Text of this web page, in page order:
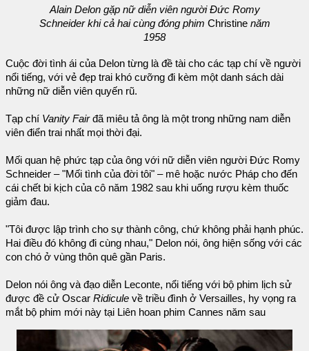
Alain Delon gặp nữ diễn viên người Đức Romy
Schneider khi cả hai cùng đóng phim Christine năm
1958
Cuộc đời tình ái của Delon từng là đề tài cho các tạp chí về người
nổi tiếng, với vẻ đẹp trai khó cưỡng đi kèm một danh sách dài
những nữ diễn viên quyến rũ.
Tạp chí Vanity Fairđã miêu tả ông là một trong những nam diễn
viên điển trai nhất mọi thời đại.
Mối quan hệ phức tạp của ông với nữ diễn viên người Đức Romy
Schneider – "Mối tình của đời tôi" – mê hoặc nước Pháp cho đến
cái chết bi kịch của cô năm 1982 sau khi uống rượu kèm thuốc
giảm đau.
"Tôi được lập trình cho sự thành công, chứ không phải hạnh phúc.
Hai điều đó không đi cùng nhau," Delon nói, ông hiện sống với các
con chó ở vùng thôn quê gần Paris.
Delon nói ông và đạo diễn Leconte, nổi tiếng với bộ phim lịch sử
được đề cử Oscar Ridicule về triều đình ở Versailles, hy vọng ra
mắt bộ phim mới này tại Liên hoan phim Cannes năm sau